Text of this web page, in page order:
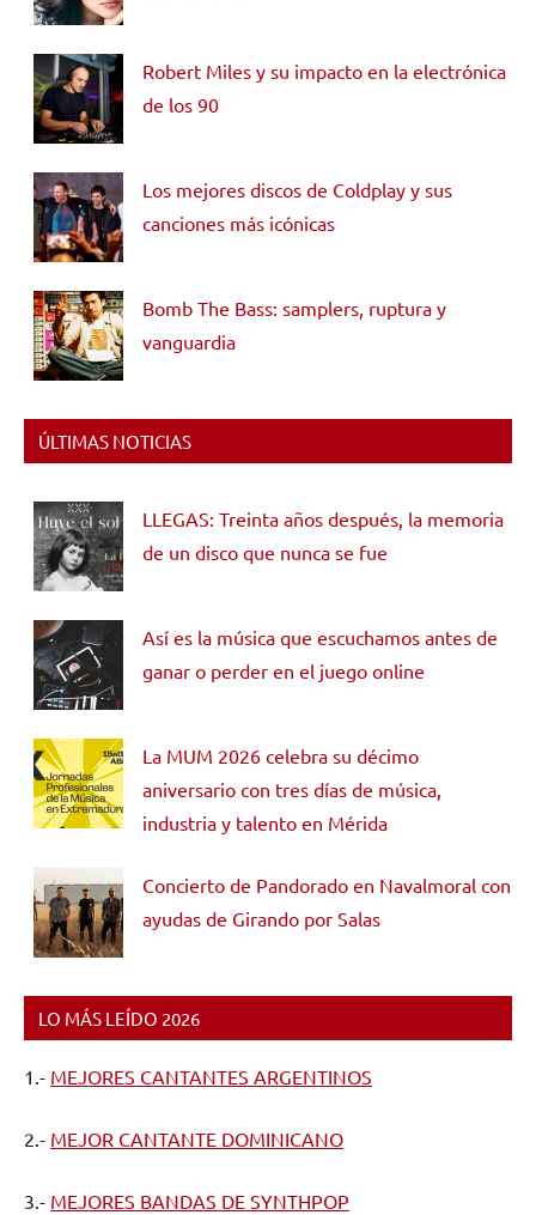
Robert Miles y su impacto en la electrónica
de los 90
Los mejores discos de Coldplay y sus
canciones más icónicas
Bomb The Bass: samplers, ruptura y
vanguardia
ÚLTIMAS NOTICIAS
LLEGAS: Treinta años después, la memoria
de un disco que nunca se fue
Así es la música que escuchamos antes de
ganar o perder en el juego online
La MUM 2026 celebra su décimo
aniversario con tres días de música,
industria y talento en Mérida
Concierto de Pandorado en Navalmoral con
ayudas de Girando por Salas
LO MÁS LEÍDO 2026
1.- MEJORES CANTANTES ARGENTINOS
2.- MEJOR CANTANTE DOMINICANO
3.- MEJORES BANDAS DE SYNTHPOP